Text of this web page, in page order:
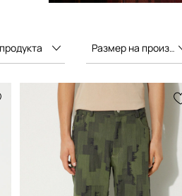
Размер на производителя